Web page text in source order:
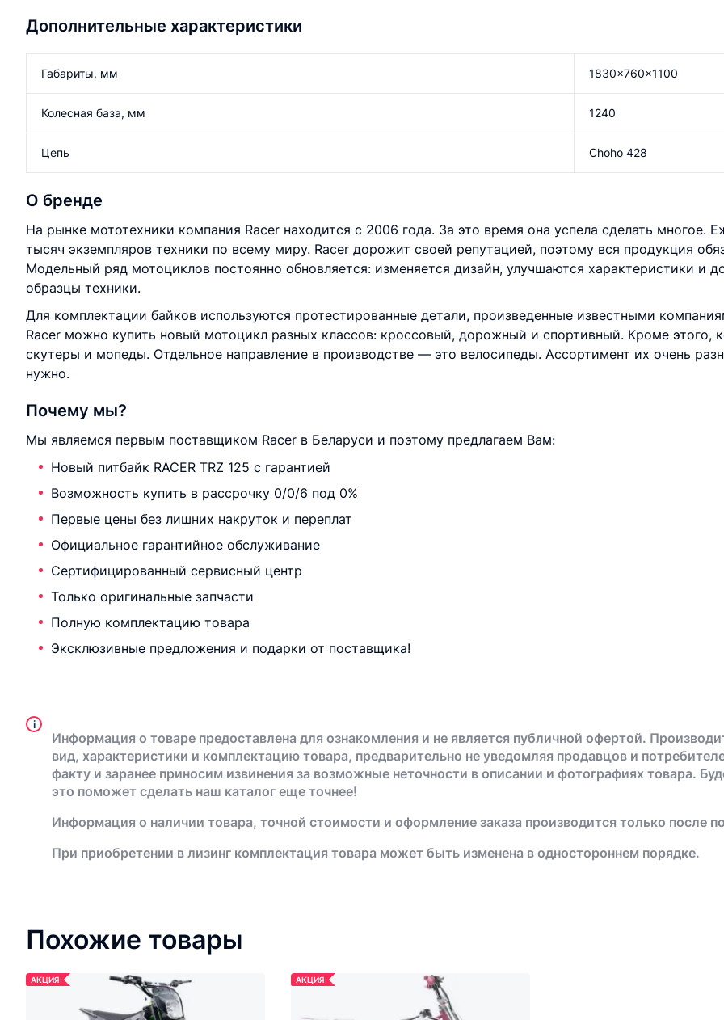
Дополнительные характеристики
Габариты, мм 1830x760x1100
Колесная база, мм 1240
Цепь Choho 428
О бренде
На рынке мототехники компания Racer находится с 2006 года. За это время она успела сделать многое.
тысяч экземпляров техники по всему миру. Racer дорожит своей репутацией, поэтому вся продукция
Модельный ряд мотоциклов постоянно обновляется: изменяется дизайн, улучшаются характеристики и
образцы техники.
Для комплектации байков используются протестированные детали, произведенные известными
Racer можно купить новый мотоцикл разных классов: кроссовый, дорожный и спортивный. Кроме этого,
скутеры и мопеды. Отдельное направление в производстве — это велосипеды. Ассортимент их очень
нужно.
Почему мы?
Мы являемся первым поставщиком Racer в Беларуси и поэтому предлагаем Вам:
Новый питбайк RACER TRZ 125 с гарантией
Возможность купить в рассрочку 0/0/6 под 0%
Первые цены без лишних накруток и переплат
Официальное гарантийное обслуживание
Сертифицированный сервисный центр
Только оригинальные запчасти
Полную комплектацию товара
Эксклюзивные предложения и подарки от поставщика!
i
Информация о товаре предоставлена для ознакомления и не является публичной офертой.
вид, характеристики и комплектацию товара, предварительно не уведомляя продавцов и
факту и заранее приносим извинения за возможные неточности в описании и фотографиях товара.
это поможет сделать наш каталог еще точнее!
Информация о наличии товара, точной стоимости и оформление заказа производится только после
При приобретении в лизинг комплектация товара может быть изменена в одностороннем порядке.
Похожие товары
АКЦИЯ АКЦИЯ